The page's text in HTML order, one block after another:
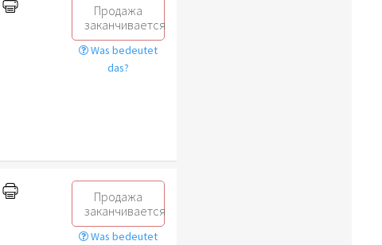
Продажа
заканчивается
Was bedeutet
das?
Продажа
заканчивается
Was bedeutet